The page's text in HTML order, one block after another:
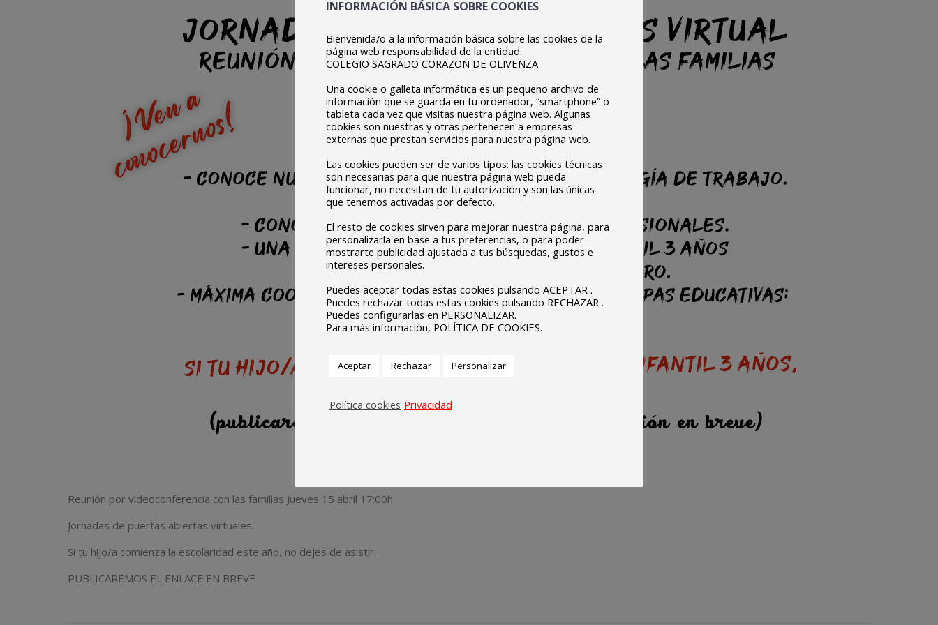
Reunión por videoconferencia con las familias Jueves 15 abril 17:00h
Jornadas de puertas abiertas virtuales.
Si tu hijo/a comienza la escolaridad este año, no dejes de asistir.
PUBLICAREMOS EL ENLACE EN BREVE
INFORMACIÓN BÁSICA SOBRE COOKIES
Bienvenida/o a la información básica sobre las cookies de la
página web responsabilidad de la entidad:
COLEGIO SAGRADO CORAZON DE OLIVENZA
Una cookie o galleta informática es un pequeño archivo de
información que se guarda en tu ordenador, “smartphone” o
tableta cada vez que visitas nuestra página web. Algunas
cookies son nuestras y otras pertenecen a empresas
externas que prestan servicios para nuestra página web.
Las cookies pueden ser de varios tipos: las cookies técnicas
son necesarias para que nuestra página web pueda
funcionar, no necesitan de tu autorización y son las únicas
que tenemos activadas por defecto.
El resto de cookies sirven para mejorar nuestra página, para
personalizarla en base a tus preferencias, o para poder
mostrarte publicidad ajustada a tus búsquedas, gustos e
intereses personales.
Puedes aceptar todas estas cookies pulsando ACEPTAR .
Puedes rechazar todas estas cookies pulsando RECHAZAR .
Puedes configurarlas en PERSONALIZAR.
Para más información, POLÍTICA DE COOKIES.
Aceptar Rechazar Personalizar
Política cookies Privacidad